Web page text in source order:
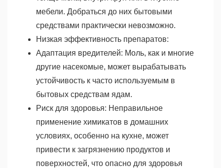
мебели. Добраться до них бытовыми
средствами практически невозможно.
Низкая эффективность препаратов:
Адаптация вредителей: Моль, как и многие
другие насекомые, может вырабатывать
устойчивость к часто используемым в
бытовых средствам ядам.
Риск для здоровья: Неправильное
применение химикатов в домашних
условиях, особенно на кухне, может
привести к загрязнению продуктов и
поверхностей, что опасно для здоровья